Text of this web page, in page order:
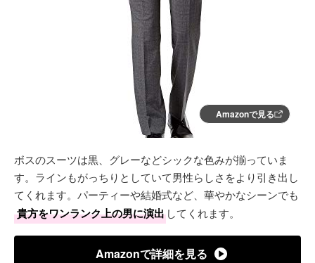
Amazonで見る
ボスのスーツは黒、グレーなどシックな色みが揃っていま
す。ラインもがっちりとしていて男性らしさをより引き出し
てくれます。パーティーや結婚式など、華やかなシーンでも
貴方をワンランク上の男に演出 してくれます。
Amazonで詳細を見る